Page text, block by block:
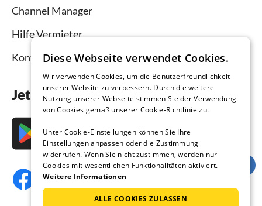
Channel Manager
Hilfe Vermieter
Kontakt
Jetzt die App downloaden
Diese Webseite verwendet Cookies.
Wir verwenden Cookies, um die Benutzerfreundlichkeit
unserer Website zu verbessern. Durch die weitere
Nutzung unserer Webseite stimmen Sie der Verwendung
von Cookies gemäß unserer Cookie-Richtlinie zu.
Unter Cookie-Einstellungen können Sie Ihre
Einstellungen anpassen oder die Zustimmung
widerrufen. Wenn Sie nicht zustimmen, werden nur
Cookies mit wesentlichen Funktionalitäten aktiviert.
Weitere Informationen
ALLE COOKIES ZULASSEN